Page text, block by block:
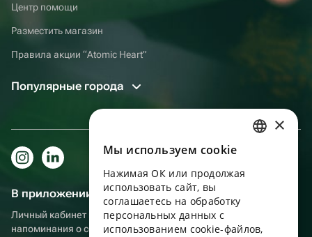
Центр помощи
Разместить магазин
Правила акции “Atomic Heart”
Популярные города
В приложении еще удобнее!
Личный кабинет получателя, больше бонусов за покупки и
напоминания о событиях
ENGLISH
UKRAINIAN
PORTUGUESE
×
Мы используем сookie
Нажимая ОК или продолжая
использовать сайт, вы
соглашаетесь на обработку
персональных данных с
использованием cookie-файлов,